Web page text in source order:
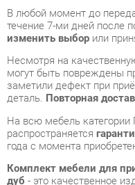
деталь.Повторная
На всю мебель категории
года с момента
Комплект мебели для
дуб- это качественное
стандарту.
Надеемся, вы останетесь
будем рады, если вы
использования, который
будущим покупателям.